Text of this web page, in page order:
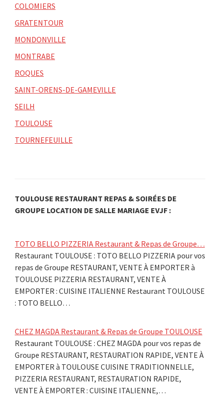
COLOMIERS
GRATENTOUR
MONDONVILLE
MONTRABE
ROQUES
SAINT-ORENS-DE-GAMEVILLE
SEILH
TOULOUSE
TOURNEFEUILLE
TOULOUSE RESTAURANT REPAS & SOIRÉES DE
GROUPE LOCATION DE SALLE MARIAGE EVJF :
TOTO BELLO PIZZERIA Restaurant & Repas de Groupe…
Restaurant TOULOUSE : TOTO BELLO PIZZERIA pour vos
repas de Groupe RESTAURANT, VENTE À EMPORTER à
TOULOUSE PIZZERIA RESTAURANT, VENTE À
EMPORTER : CUISINE ITALIENNE Restaurant TOULOUSE
: TOTO BELLO…
CHEZ MAGDA Restaurant & Repas de Groupe TOULOUSE
Restaurant TOULOUSE : CHEZ MAGDA pour vos repas de
Groupe RESTAURANT, RESTAURATION RAPIDE, VENTE À
EMPORTER à TOULOUSE CUISINE TRADITIONNELLE,
PIZZERIA RESTAURANT, RESTAURATION RAPIDE,
VENTE À EMPORTER : CUISINE ITALIENNE,…